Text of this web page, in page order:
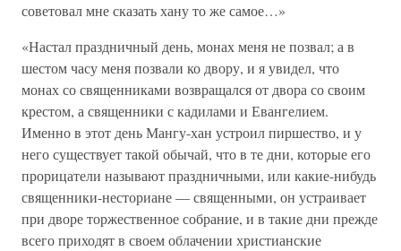
советовал мне сказать хану то же самое…»
«Настал праздничный день, монах меня не позвал; а в
шестом часу меня позвали ко двору, и я увидел, что
монах со священниками возвращался от двора со своим
крестом, а священники с кадилами и Евангелием.
Именно в этот день Мангу-хан устроил пиршество, и у
него существует такой обычай, что в те дни, которые его
прорицатели называют праздничными, или какие-нибудь
священники-несториане — священными, он устраивает
при дворе торжественное собрание, и в такие дни прежде
всего приходят в своем облачении христианские